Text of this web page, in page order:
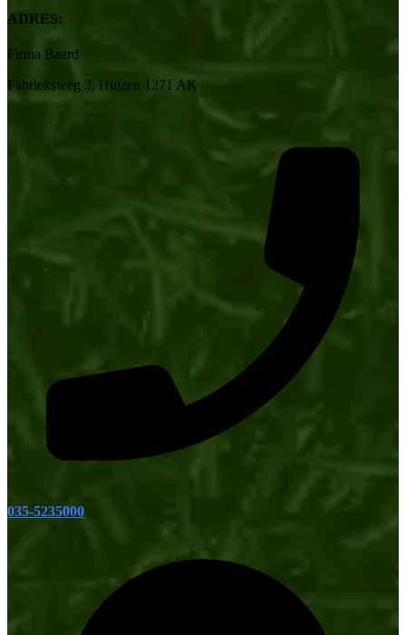
ADRES:
Firma Baard
Fabrieksweg 3, Huizen 1271 AK
035-5235000